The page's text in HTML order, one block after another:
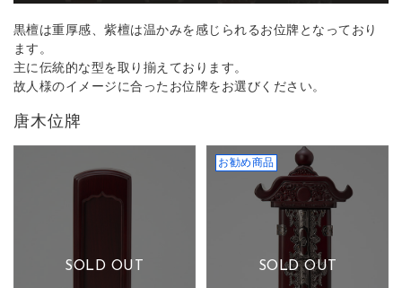
黒檀は重厚感、紫檀は温かみを感じられるお位牌となっており
ます。
主に伝統的な型を取り揃えております。
故人様のイメージに合ったお位牌をお選びください。
唐木位牌
SOLD OUT
お勧め商品
SOLD OUT